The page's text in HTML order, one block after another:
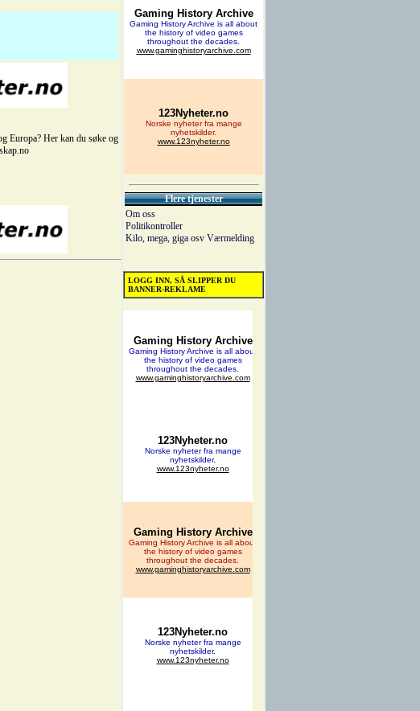
Europa? Her kan du søke og
Flere tjenester
Om oss
Politikontroller
Kilo, mega, giga osv Værmelding
LOGG INN, SÅ SLIPPER DU
BANNER-REKLAME